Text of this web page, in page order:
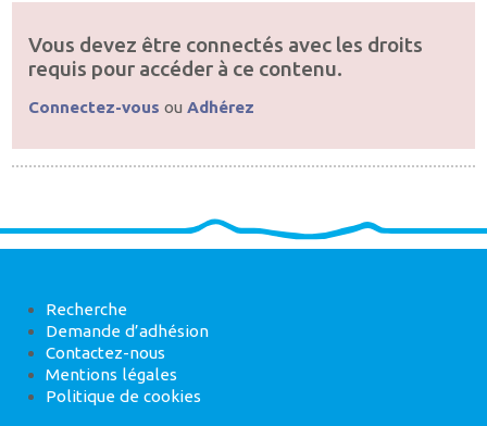
Vous devez être connectés avec les droits
requis pour accéder à ce contenu.
Connectez-vous ouAdhérez
Recherche
Demande d’adhésion
Contactez-nous
Mentions légales
Politique de cookies